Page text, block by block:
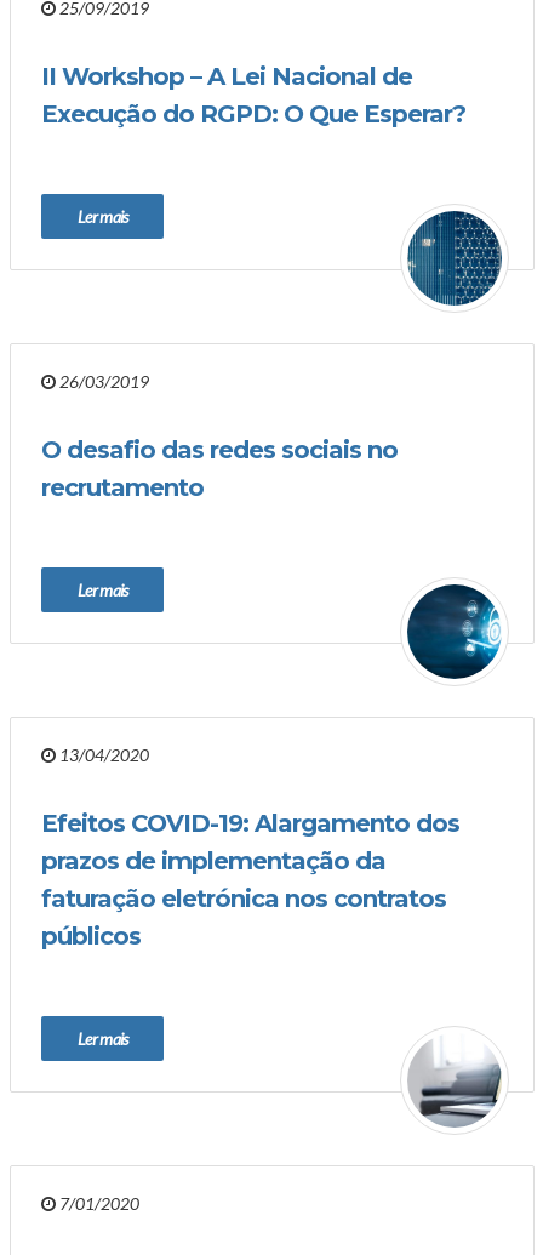
25/09/2019
II Workshop – A Lei Nacional de
Execução do RGPD: O Que Esperar?
Ler mais
26/03/2019
O desafio das redes sociais no
recrutamento
Ler mais
13/04/2020
Efeitos COVID-19: Alargamento dos
prazos de implementação da
faturação eletrónica nos contratos
públicos
Ler mais
7/01/2020